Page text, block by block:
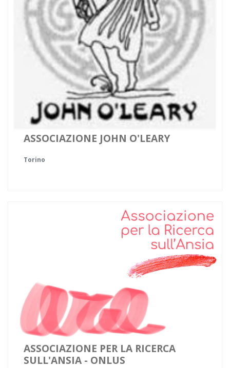
ASSOCIAZIONE JOHN O'LEARY
Torino
ASSOCIAZIONE PER LA RICERCA
SULL'ANSIA - ONLUS